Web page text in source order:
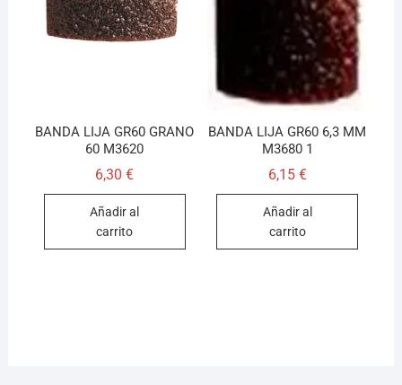
BANDA LIJA GR60 GRANO
60 M3620
6,30€
Añadir al
carrito
BANDA LIJA GR60 6,3 MM
M3680 1
6,15 €
Añadir al
carrito